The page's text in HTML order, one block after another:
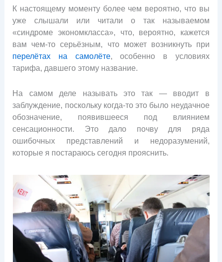
К настоящему моменту более чем вероятно, что вы
уже слышали или читали о так называемом
«синдроме экономкласса», что, вероятно, кажется
вам чем-то серьёзным, что может возникнуть при
перелётах на самолёте, особенно в условиях
тарифа, давшего этому название.
На самом деле называть это так — вводит в
заблуждение, поскольку когда-то это было неудачное
обозначение, появившееся под влиянием
сенсационности. Это дало почву для ряда
ошибочных представлений и недоразумений,
которые я постараюсь сегодня прояснить.